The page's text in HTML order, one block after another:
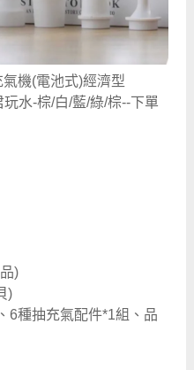
機(電池式)經濟型
水-棕/白/藍/綠/棕--下單
)
)
6種抽充氣配件*1組、品